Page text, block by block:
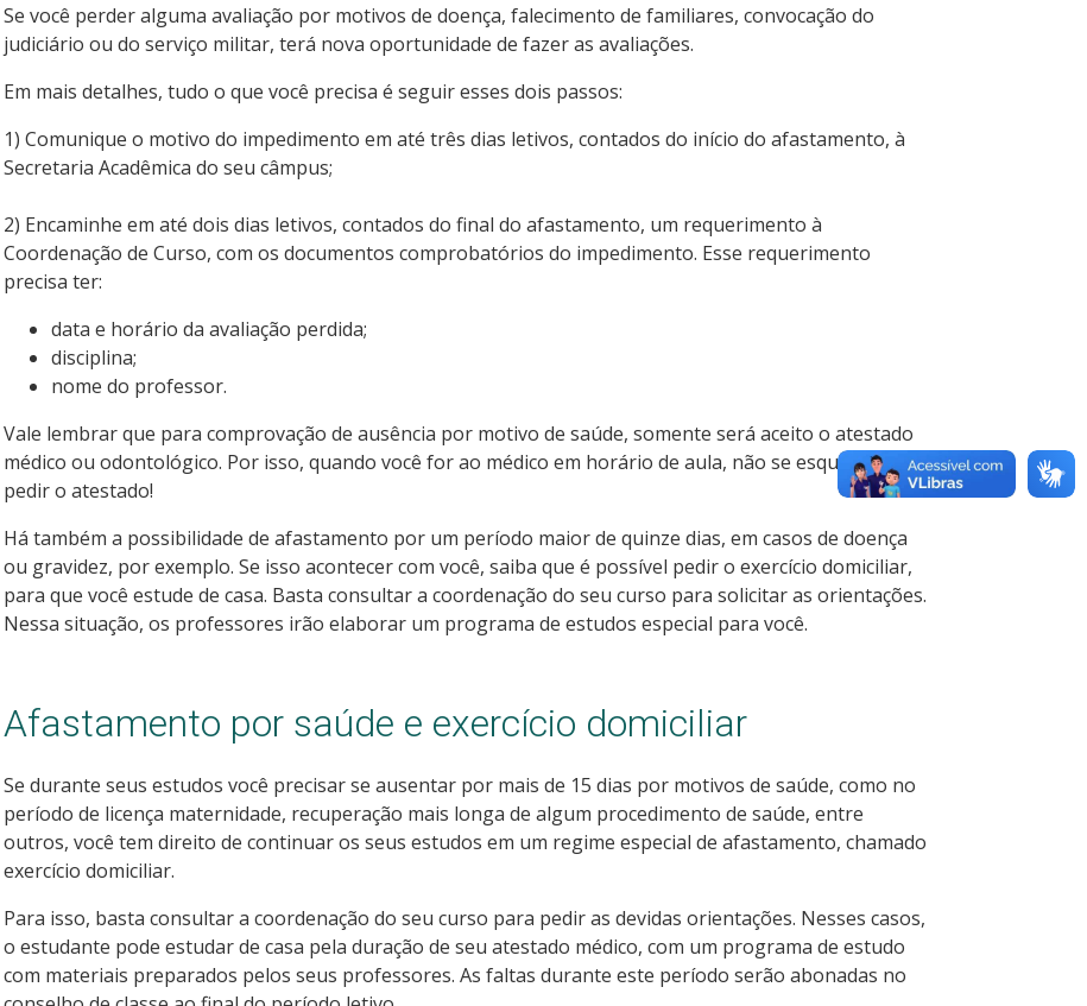
Se você perder alguma avaliação por motivos de doença, falecimento de familiares, convocação do
judiciário ou do serviço militar, terá nova oportunidade de fazer as avaliações.
Em mais detalhes, tudo o que você precisa é seguir esses dois passos:
1) Comunique o motivo do impedimento em até três dias letivos, contados do início do afastamento, à
Secretaria Acadêmica do seu câmpus;
2) Encaminhe em até dois dias letivos, contados do final do afastamento, um requerimento à
Coordenação de Curso, com os documentos comprobatórios do impedimento. Esse requerimento
precisa ter:
data e horário da avaliação perdida;
disciplina;
nome do professor.
Vale lembrar que para comprovação de ausência por motivo de saúde, somente será aceito o atestado
médico ou odontológico. Por isso, quando você for ao médico em horário de aula, não se esqueça de
pedir o atestado!
Há também a possibilidade de afastamento por um período maior de quinze dias, em casos de doença
ou gravidez, por exemplo. Se isso acontecer com você, saiba que é possível pedir o exercício domiciliar,
para que você estude de casa. Basta consultar a coordenação do seu curso para solicitar as orientações.
Nessa situação, os professores irão elaborar um programa de estudos especial para você.
Afastamento por saúde e exercício domiciliar
Se durante seus estudos você precisar se ausentar por mais de 15 dias por motivos de saúde, como no
período de licença maternidade, recuperação mais longa de algum procedimento de saúde, entre
outros, você tem direito de continuar os seus estudos em um regime especial de afastamento, chamado
exercício domiciliar.
Para isso, basta consultar a coordenação do seu curso para pedir as devidas orientações. Nesses casos,
o estudante pode estudar de casa pela duração de seu atestado médico, com um programa de estudo
com materiais preparados pelos seus professores. As faltas durante este período serão abonadas no